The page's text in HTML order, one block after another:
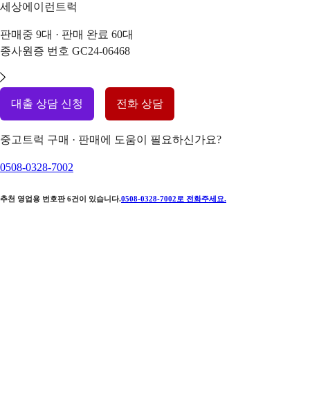
세상에이런트럭
판매중 9대 · 판매 완료 60대
종사원증 번호 GC24-06468
대출 상담 신청 전화 상담
중고트럭 구매 · 판매에 도움이 필요하신가요?
0508-0328-7002
추천 영업용 번호판 6건이 있습니다.0508-0328-7002 로 전화주세요.